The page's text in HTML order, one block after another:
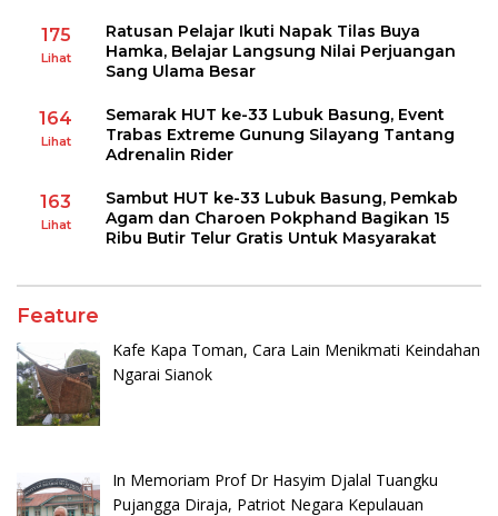
175
Lihat
Ratusan Pelajar Ikuti Napak Tilas Buya
Hamka, Belajar Langsung Nilai Perjuangan
Sang Ulama Besar
164
Lihat
Semarak HUT ke-33 Lubuk Basung, Event
Trabas Extreme Gunung Silayang Tantang
Adrenalin Rider
163
Lihat
Sambut HUT ke-33 Lubuk Basung, Pemkab
Agam dan Charoen Pokphand Bagikan 15
Ribu Butir Telur Gratis Untuk Masyarakat
Feature
Kafe Kapa Toman, Cara Lain Menikmati Keindahan
Ngarai Sianok
In Memoriam Prof Dr Hasyim Djalal Tuangku
Pujangga Diraja, Patriot Negara Kepulauan